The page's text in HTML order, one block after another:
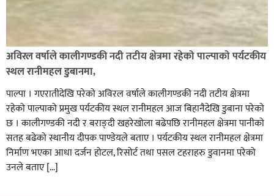
अविरल वर्षाले कालीगण्डकी नदी तटीय क्षेत्रमा रहेको पाल्पाको पर्यटकीय
स्थल रानीमहल डुबानमा,
पाल्पा । गएरातीदेखि परेको अविरल वर्षाले कालीगण्डकी नदी तटीय क्षेत्रमा
रहेको पाल्पाको प्रमुख पर्यटकीय स्थल रानीमहल आज बिहानैदेखि डुबाना परेको
छ । कालीगण्डकी नदी र बराङ्दी खहरेखोला बढेपछि रानीमहल क्षेत्रमा पानीको
सतह बढेको स्थानीय दीपक पाण्डेयले बताए । पर्यटकीय स्थल रानीमहल क्षेत्रमा
निर्माण भएका आधा दर्जन होटल, रिसोर्ट तथा पसल टहराहरु डुवानमा परेको
उनले बताए […]